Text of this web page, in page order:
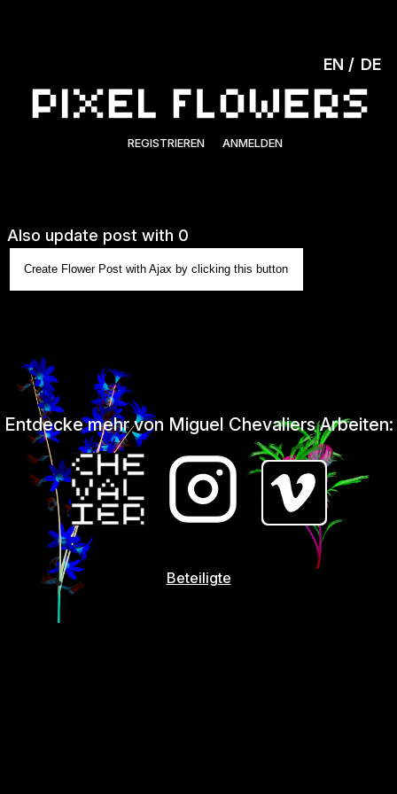
REGISTRIEREN ANMELDEN
EN DE
Also update post with 0
Create Flower Post with Ajax by clicking this button
Entdecke mehr von Miguel Chevaliers Arbeiten:
Beteiligte